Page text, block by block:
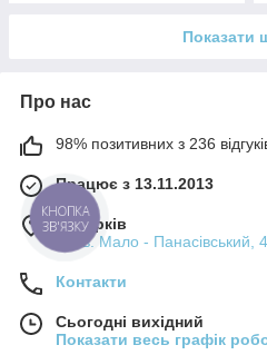
Показати
Про нас
98% позитивних з 236
Працює з 13.11.2013
м. Харків
пров. Мало - Панасівський,
Контакти
Сьогодні вихідний
Показати весь графік
КНОПКА
ЗВ'ЯЗКУ